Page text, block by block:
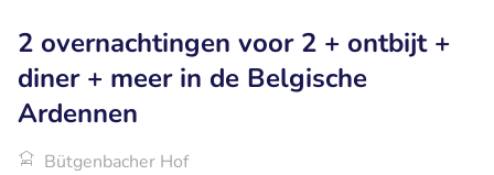
2 overnachtingen voor 2 + ontbijt +
diner + meer in de Belgische
Ardennen
Bütgenbacher Hof